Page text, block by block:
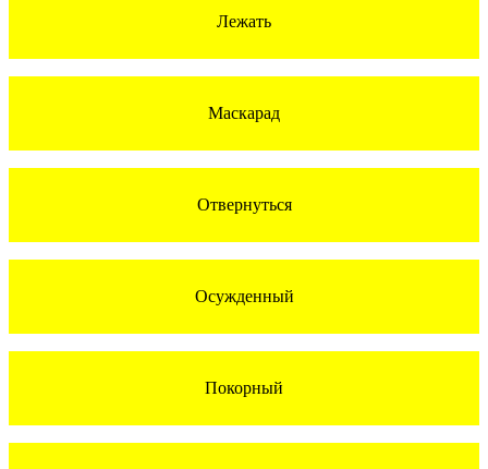
Лежать
Маскарад
Отвернуться
Осужденный
Покорный